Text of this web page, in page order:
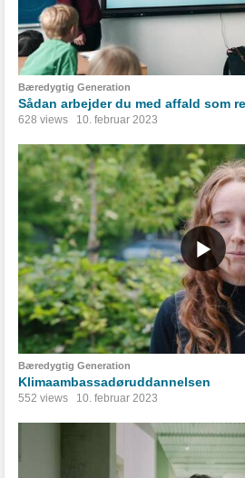
Bæredygtig Generation
Sådan arbejder du med affald som
628 views 10. februar 2023
Bæredygtig Generation
Klimaambassadøruddannelsen
552 views 10. februar 2023